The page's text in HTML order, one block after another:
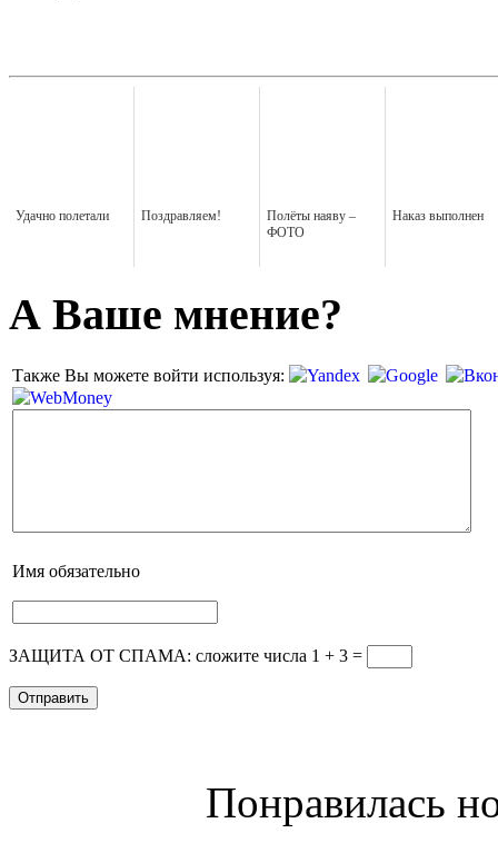
Удачно полетали Поздравляем!
Полёты наяву –
ФОТО
Наказ выполнен
А Ваше мнение?
Также Вы можете войти используя:
Имя обязательно
ЗАЩИТА ОТ СПАМА: сложите числа 1 + 3 =
Понравилась